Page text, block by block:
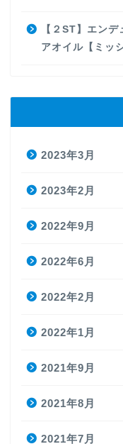
【２ST】エン
アオイル【ミッ
2023年3月
2023年2月
2022年9月
2022年6月
2022年2月
2022年1月
2021年9月
2021年8月
2021年7月